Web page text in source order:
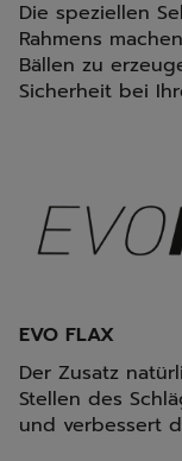
Die speziellen
Rahmens
Bällen zu
Sicherheit bei
EVO FLAX
Der Zusatz
Stellen des
und verbessert